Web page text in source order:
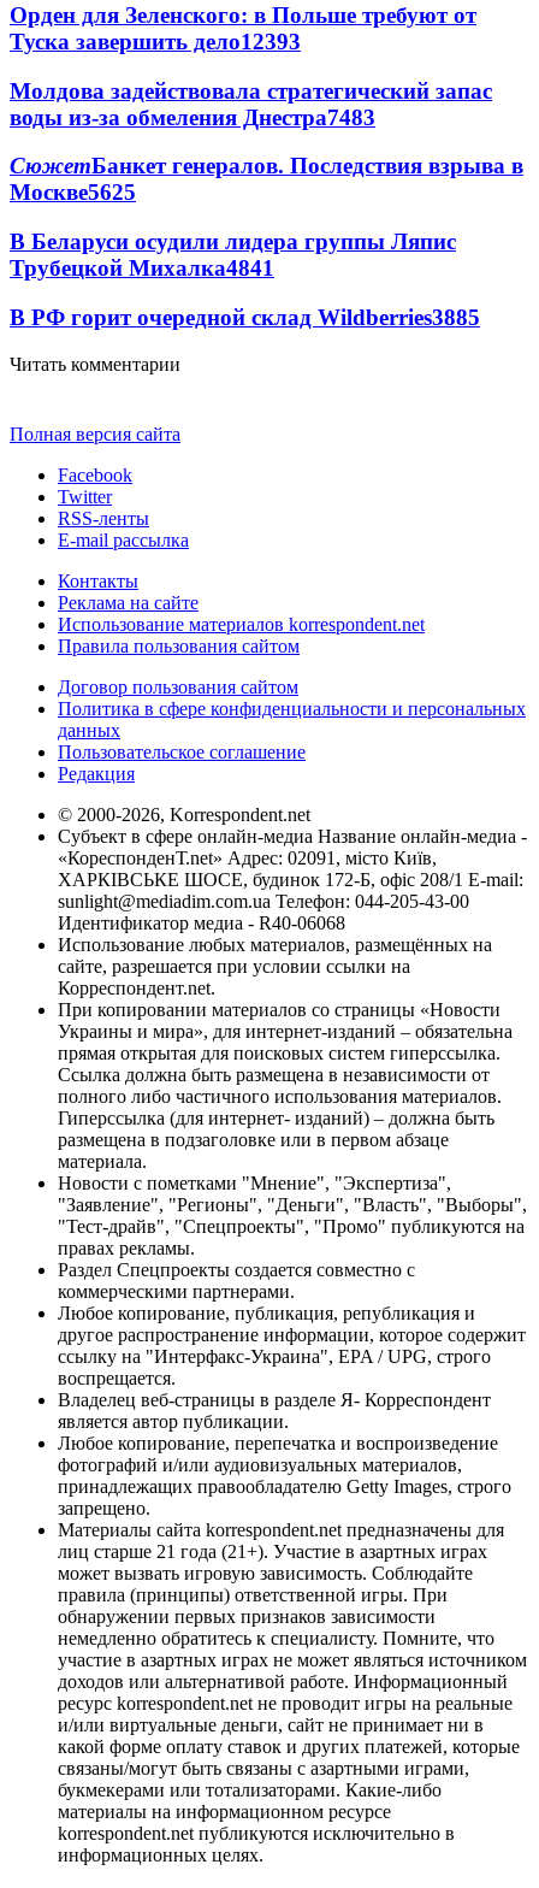
Орден для Зеленского: в Польше требуют от
Туска завершить дело12393
Молдова задействовала стратегический запас
воды из-за обмеления Днестра7483
СюжетБанкет генералов. Последствия взрыва в
Москве5625
В Беларуси осудили лидера группы Ляпис
Трубецкой Михалка4841
В РФ горит очередной склад Wildberries3885
Читать комментарии
Полная версия сайта
Facebook
Twitter
RSS-ленты
E-mail рассылка
Контакты
Реклама на сайте
Использование материалов korrespondent.net
Правила пользования сайтом
Договор пользования сайтом
Политика в сфере конфиденциальности и персональных
данных
Пользовательское соглашение
Редакция
© 2000-2026, Korrespondent.net
Субъект в сфере онлайн-медиа Название онлайн-медиа -
«КореспонденТ.net» Адрес: 02091, місто Київ,
ХАРКІВСЬКЕ ШОСЕ, будинок 172-Б, офіс 208/1 E-mail:
sunlight@mediadim.com.ua Телефон: 044-205-43-00
Идентификатор медиа - R40-06068
Использование любых материалов, размещённых на
сайте, разрешается при условии ссылки на
Корреспондент.net.
При копировании материалов со страницы «Новости
Украины и мира», для интернет-изданий – обязательна
прямая открытая для поисковых систем гиперссылка.
Ссылка должна быть размещена в независимости от
полного либо частичного использования материалов.
Гиперссылка (для интернет- изданий) – должна быть
размещена в подзаголовке или в первом абзаце
материала.
Новости с пометками "Мнение", "Экспертиза",
"Заявление", "Регионы", "Деньги", "Власть", "Выборы",
"Тест-драйв", "Спецпроекты", "Промо" публикуются на
правах рекламы.
Раздел Спецпроекты создается совместно с
коммерческими партнерами.
Любое копирование, публикация, републикация и
другое распространение информации, которое содержит
ссылку на "Интерфакс-Украина", EPA / UPG, строго
воспрещается.
Владелец веб-страницы в разделе Я- Корреспондент
является автор публикации.
Любое копирование, перепечатка и воспроизведение
фотографий и/или аудиовизуальных материалов,
принадлежащих правообладателю Getty Images, строго
запрещено.
Материалы сайта korrespondent.net предназначены для
лиц старше 21 года (21+). Участие в азартных играх
может вызвать игровую зависимость. Соблюдайте
правила (принципы) ответственной игры. При
обнаружении первых признаков зависимости
немедленно обратитесь к специалисту. Помните, что
участие в азартных играх не может являться источником
доходов или альтернативой работе. Информационный
ресурс korrespondent.net не проводит игры на реальные
и/или виртуальные деньги, сайт не принимает ни в
какой форме оплату ставок и других платежей, которые
связаны/могут быть связаны с азартными играми,
букмекерами или тотализаторами. Какие-либо
материалы на информационном ресурсе
korrespondent.net публикуются исключительно в
информационных целях.